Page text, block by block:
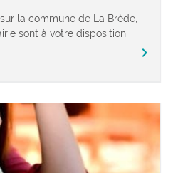
la commune de La Brède,
sont à votre disposition
chevron_right